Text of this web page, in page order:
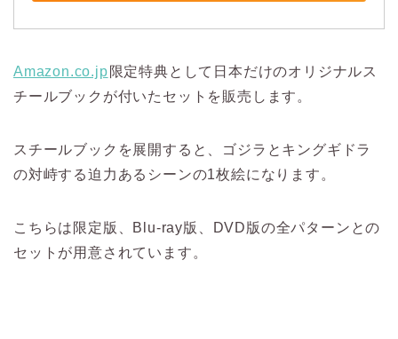
Amazon.co.jp 限定特典として日本だけのオリジナルス
チールブックが付いたセットを販売します。
スチールブックを展開すると、ゴジラとキングギドラ
の対峙する迫力あるシーンの1枚絵になります。
こちらは限定版、Blu-ray版、DVD版の全パターンとの
セットが用意されています。